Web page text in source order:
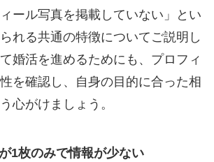
ール写真を掲載していない」とい
れる共通の特徴についてご説明し
婚活を進めるためにも、プロフィ
を確認し、自身の目的に合った相
心がけましょう。
1枚のみで情報が少ない